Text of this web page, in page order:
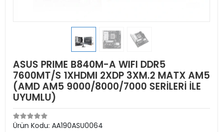
ASUS PRIME B840M-A WIFI DDR5
7600MT/S 1XHDMI 2XDP 3XM.2 MATX AM5
(AMD AM5 9000/8000/7000 SERİLERİ İLE
UYUMLU)
Ürün Kodu: AA190ASU0064